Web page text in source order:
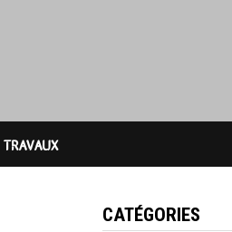
TRAVAUX
CATÉGORIES